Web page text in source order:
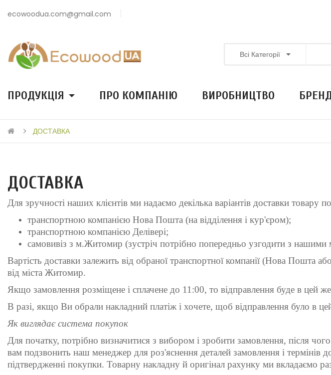
ecowoodua.com@gmail.com
Всі Категорії
ПРОДУКЦІЯ ПРО КОМПАНІЮ ВИРОБНИЦТВО
ДОСТАВКА
ДОСТАВКА
Для зручності наших клієнтів ми надаємо декілька варіантів доставки товару
транспортною компанією Нова Пошта (на відділення і кур'єром);
транспортною компанією Делівері;
самовивіз з м.Житомир (зустріч потрібно попередньо узгодити з
Вартість доставки залежить від обраної транспортної компанії (Нова Пошта
від міста Житомир.
Якщо замовлення розміщене і сплачене до 11:00, то відправлення буде в цей
В разі, якщо Ви обрали накладний платіж і хочете, щоб відправлення було в
Як виглядає система покупок
Для початку, потрібно визначитися з вибором і зробити замовлення, після
вам подзвонить наш менеджер для роз'яснення деталей замовлення і
підтвердженні покупки. Товарну накладну й оригінал рахунку ми вкладаємо